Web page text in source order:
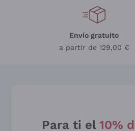
Envío gratuito
a partir de 129,00 €
Para ti el 10%